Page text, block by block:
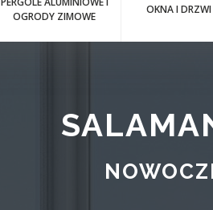
OGRODY ZIMOWE
OKNA I DRZWI